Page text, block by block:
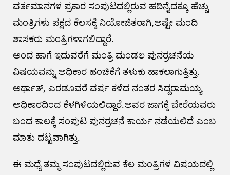
ವರ್ತಮಾನಗಳ ಪ್ರಕಾರ ಸಂಪುಟದಲ್ಲಿರುವ ಹದಿನೈದಕ್ಕೂ ಹೆಚ್ಚು
ಮಂತ್ರಿಗಳು ಪಕ್ಷದ ಕೆಲಸಕ್ಕೆ ನಿಯೋಜಿತರಾಗಿ,ಅಷ್ಟೇ ಮಂದಿ
ಶಾಸಕರು ಮಂತ್ರಿಗಳಾಗಲಿದ್ದಾರೆ.
ಅಂದ ಹಾಗೆ ಇದುವರೆಗೆ ಮಂತ್ರಿ ಮಂಡಲ ಪುನರ್ರಚನೆಯ
ವಿಷಯವನ್ನು ಅಧಿಕಾರ ಹಂಚಿಕೆಗೆ ತಳುಕು ಹಾಕಲಾಗುತ್ತಿತ್ತು.
ಅರ್ಥಾತ್, ಎರಡೂವರೆ ವರ್ಷ ಕಳೆದ ನಂತರ ಸಿದ್ದರಾಮಯ್ಯ
ಅಧಿಕಾರದಿಂದ ಕೆಳಗಿಳಿಯಲಿದ್ದಾರೆ.ಅವರ ಜಾಗಕ್ಕೆ ಬೇರೆಯವರು
ಬಂದ ಕಾಲಕ್ಕೆ ಸಂಪುಟ ಪುನರ್ರಚನೆ ಕಾರ್ಯ ನಡೆಯಲಿದೆ ಎಂಬ‌
ಮಾತು ದಟ್ಟವಾಗಿತ್ತು.
ಈ ಮಧ್ಯೆ ತಮ್ಮ ಸಂಪುಟದಲ್ಲಿರುವ ಕೆಲ ಮಂತ್ರಿಗಳ ವಿಷಯದಲ್ಲಿ